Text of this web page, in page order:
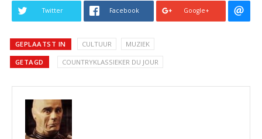
Twitter Facebook Google+
GEPLAATST IN CULTUUR MUZIEK
GETAGD COUNTRYKLASSIEKER DU JOUR